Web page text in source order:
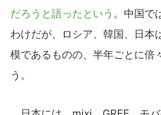
だろうと語ったという 。中国で
わけだが、ロシア、韓国、日本
模であるものの、半年ごとに倍
う。